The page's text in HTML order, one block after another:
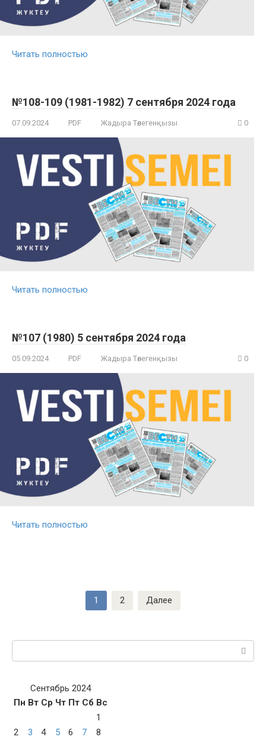
Читать полностью
№108-109 (1981-1982) 7 сентября 2024 года
07.09.2024 PDF Жадыра Төлегенқызы 0
Читать полностью
№107 (1980) 5 сентября 2024 года
05.09.2024 PDF Жадыра Төлегенқызы 0
Читать полностью
1 2 Далее
Сентябрь 2024
Пн Вт Ср Чт Пт Сб Вс
1
2
3 4 5 6 7
8